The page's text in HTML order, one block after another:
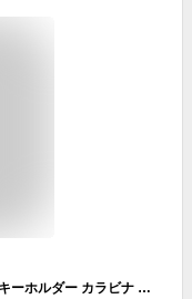
キーホルダー ミニLEDライト レッド 電池式 キーホルダー カラビナ 小型 懐中電灯 防災グッズ おしゃれ 防災用品 災害対策 携帯 軽量 災害時 プチギフト 小物 誕生日プレゼント 防犯ライト 備蓄 緊急時 アウトドア ボディーガード 地震 【ゆうパケット送料無料】